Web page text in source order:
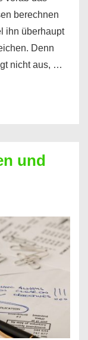
berechnen
ihn überhaupt
Denn
nicht aus, …
und